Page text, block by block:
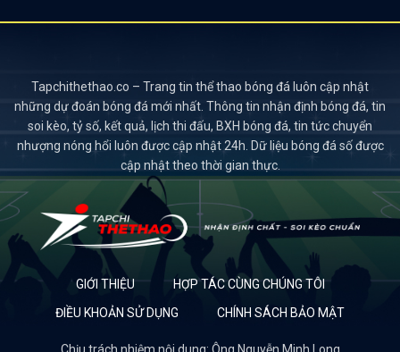
Tapchithethao.co – Trang tin thể thao bóng đá luôn cập nhật
những dự đoán bóng đá mới nhất. Thông tin nhận định bóng đá, tin
soi kèo, tỷ số, kết quả, lịch thi đấu, BXH bóng đá, tin tức chuyển
nhượng nóng hổi luôn được cập nhật 24h. Dữ liệu bóng đá số được
cập nhật theo thời gian thực.
GIỚI THIỆU
HỢP TÁC CÙNG CHÚNG TÔI
ĐIỀU KHOẢN SỬ DỤNG
CHÍNH SÁCH BẢO MẬT
Chịu trách nhiệm nội dung: Ông Nguyễn Minh Long